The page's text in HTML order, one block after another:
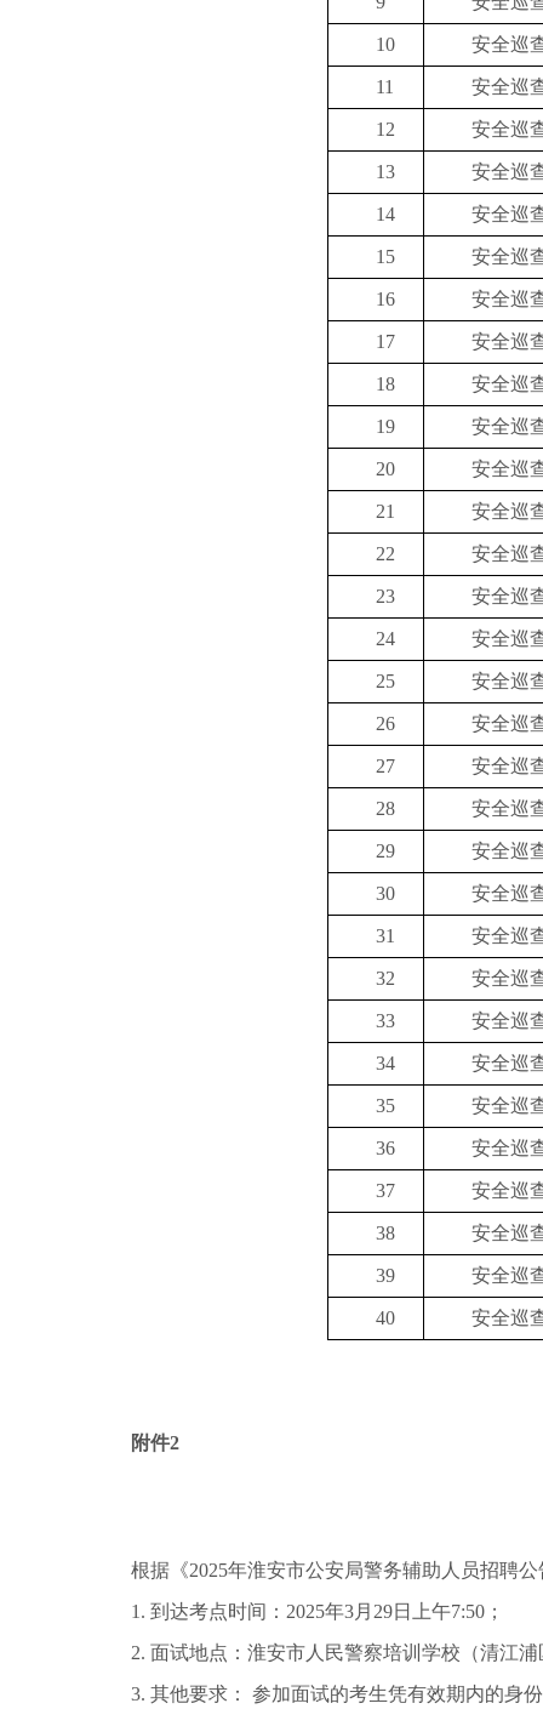
10 安全巡
11 安全巡
12 安全巡
13 安全巡
14 安全巡
15 安全巡
16 安全巡
17 安全巡
18 安全巡
19 安全巡
20 安全巡
21 安全巡
22 安全巡
23 安全巡
24 安全巡
25 安全巡
26 安全巡
27 安全巡
28 安全巡
29 安全巡
30 安全巡
31 安全巡
32 安全巡
33 安全巡
34 安全巡
35 安全巡
36 安全巡
37 安全巡
38 安全巡
39 安全巡
40 安全巡
附件2
根据《2025年淮安市公安局警务辅助人员招聘
1. 到达考点时间：2025年3月29日上午7:50；
2. 面试地点：淮安市人民警察培训学校（清江
3. 其他要求： 参加面试的考生凭有效期内的身